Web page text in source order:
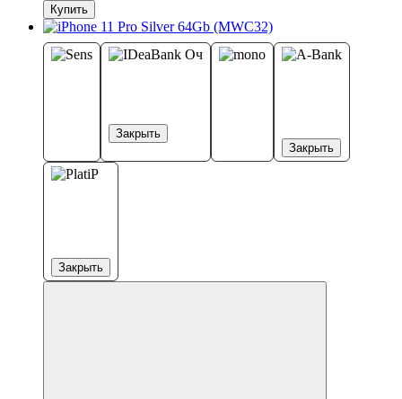
Купить
Закрыть
Закрыть
Закрыть